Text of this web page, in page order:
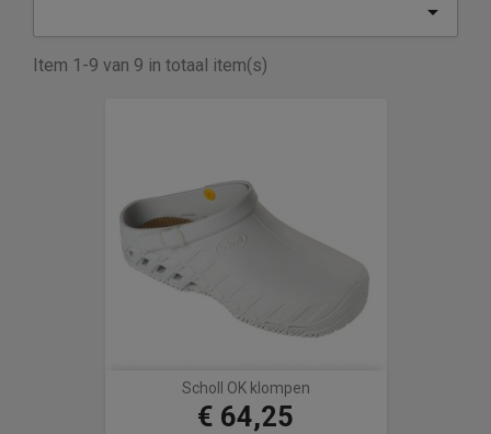

Item 1-9 van 9 in totaal item(s)
Scholl OK klompen
Prijs
€ 64,25